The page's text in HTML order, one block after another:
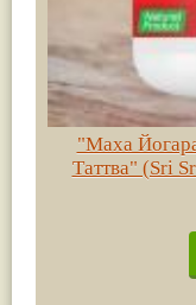
"Маха
Таттва" (Sri